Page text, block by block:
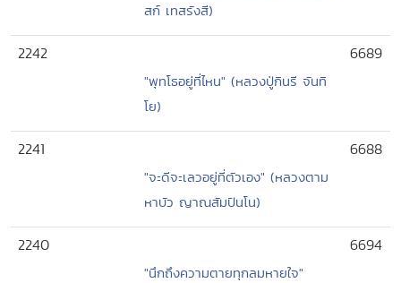
สก์ เทสรังสี)
2242
"พุทโธอยู่ที่ไหน" (หลวงปู่กินรี จันทิ
โย)
6689
2241
"จะดีจะเลวอยู่ที่ตัวเอง" (หลวงตาม
หาบัว ญาณสัมปันโน)
6688
2240
"นึกถึงความตายทุกลมหายใจ"
6694